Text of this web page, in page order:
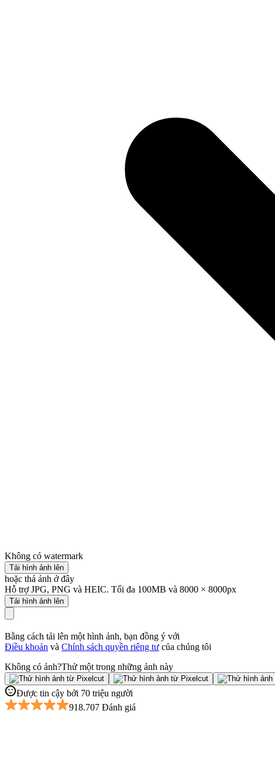
Không có watermark
Tải hình ảnh lên
hoặc thả ảnh ở đây
Hỗ trợ JPG, PNG và HEIC. Tối đa 100MB và 8000 × 8000px
Tải hình ảnh lên
Bằng cách tải lên một hình ảnh, bạn đồng ý với
Điều khoản và Chính sách quyền riêng tư của chúng tôi
Không có ảnh?Thử một trong những ảnh này
Được tin cậy bởi 70 triệu người
918.707 Đánh giá